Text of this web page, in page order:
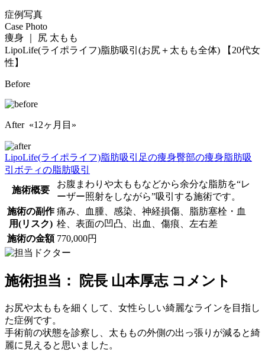
症例写真
Case Photo
痩身 ｜ 尻 太もも
LipoLife(ライポライフ)脂肪吸引(お尻＋太もも全体)
【20代女
性】
Before
After «12ヶ月目»
LipoLife(ライポライフ)脂肪吸引 足の痩身臀部の痩身脂肪吸
引 ボティの脂肪吸引
施術概要
お腹まわりや太ももなどから余分な脂肪を“レ
ーザー照射をしながら”吸引する施術です。
施術の副作
用(リスク)
痛み、血腫、感染、神経損傷、脂肪塞栓・血
栓、表面の凹凸、出血、傷痕、左右差
施術の金額 770,000円
施術担当： 院長 山本厚志 コメント
お尻や太ももを細くして、女性らしい綺麗なラインを目指し
た症例です。
手術前の状態を診察し、太ももの外側の出っ張りが減ると綺
麗に見えると思いました。